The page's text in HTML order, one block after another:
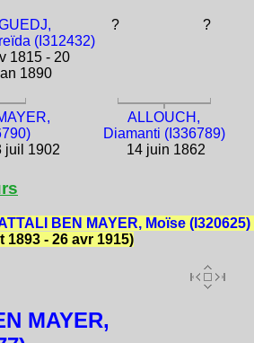
(I312432)
1815 - 20
1890
? ?
juil 1902
ALLOUCH,
Diamanti (I336789)
14 juin 1862
BEN MAYER, Moïse (I320625)
1893 - 26 avr 1915)
MAYER,